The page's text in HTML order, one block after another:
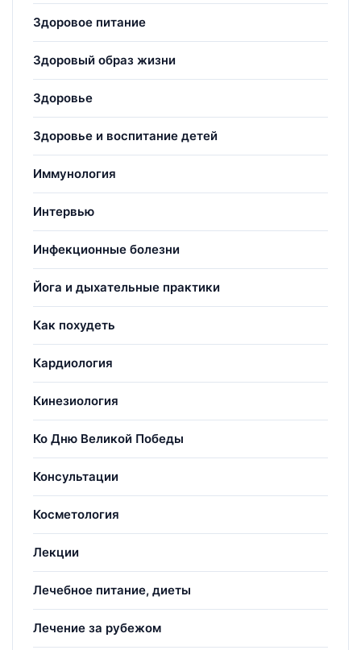
Здоровое питание
Здоровый образ жизни
Здоровье
Здоровье и воспитание детей
Иммунология
Интервью
Инфекционные болезни
Йога и дыхательные практики
Как похудеть
Кардиология
Кинезиология
Ко Дню Великой Победы
Консультации
Косметология
Лекции
Лечебное питание, диеты
Лечение за рубежом